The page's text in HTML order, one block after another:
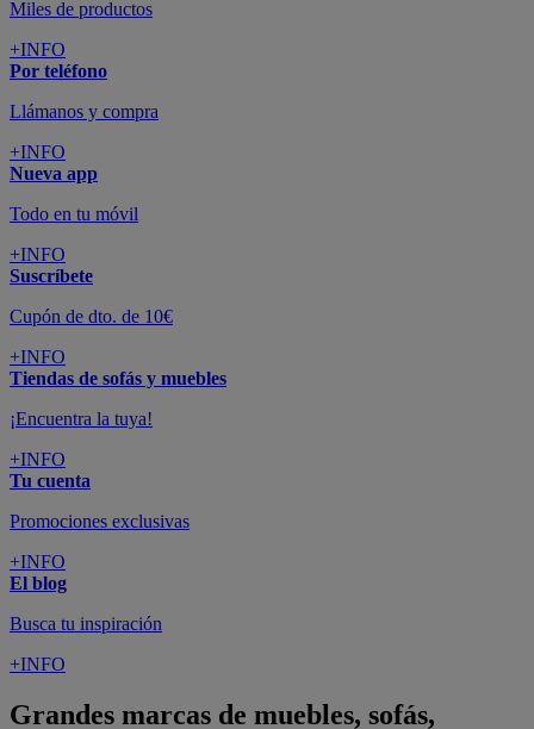
Miles de productos
+INFO
Por teléfono
Llámanos y compra
+INFO
Nueva app
Todo en tu móvil
+INFO
Suscríbete
Cupón de dto. de 10€
+INFO
Tiendas de sofás y muebles
¡Encuentra la tuya!
+INFO
Tu cuenta
Promociones exclusivas
+INFO
El blog
Busca tu inspiración
+INFO
Grandes marcas de muebles, sofás,